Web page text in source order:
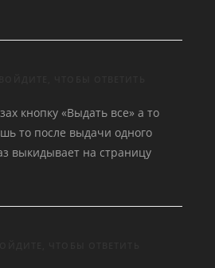
кнопку «Выдать все» а то
то после выдачи одного
выкидывает на страницу